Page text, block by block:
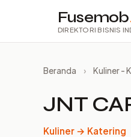
Fusemob
DIREKTORI BISNIS
Beranda › Kuliner -
JNT
Kuliner → Katering